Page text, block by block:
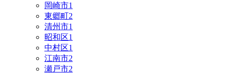
岡崎市1
東郷町2
清州市1
昭和区1
中村区1
江南市2
瀬戸市2